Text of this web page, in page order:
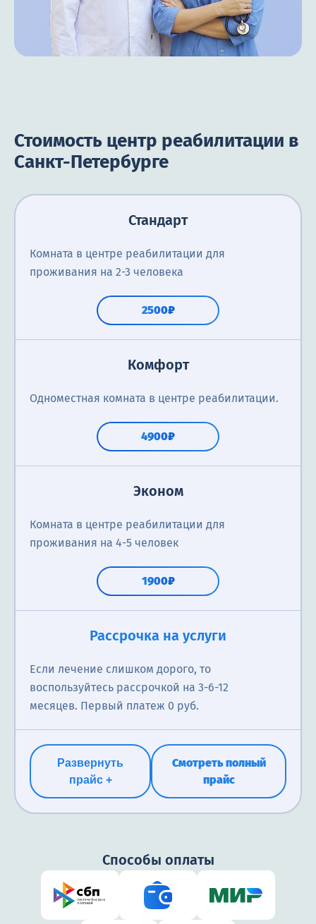
Стоимость центр реабилитации в
Санкт-Петербурге
Стандарт
Комната в центре реабилитации для
проживания на 2-3 человека
2500₽
Комфорт
Одноместная комната в центре реабилитации.
4900₽
Эконом
Комната в центре реабилитации для
проживания на 4-5 человек
1900₽
Рассрочка на услуги
Если лечение слишком дорого, то
воспользуйтесь рассрочкой на 3-6-12
месяцев. Первый платеж 0 руб.
Развернуть
прайс +
Смотреть полный
прайс
Способы оплаты